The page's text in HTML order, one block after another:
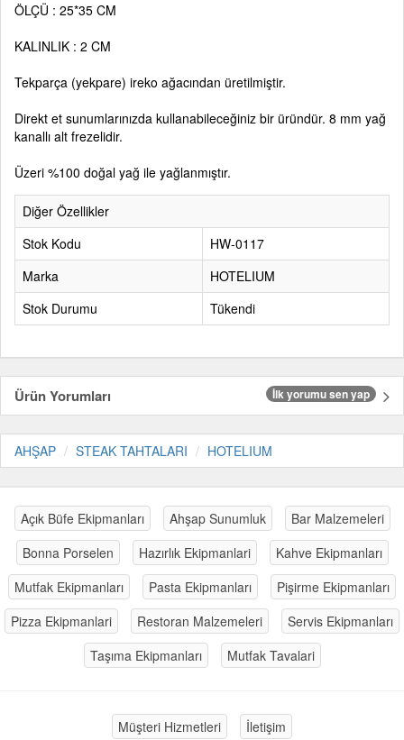
ÖLÇÜ : 25*35 CM
KALINLIK : 2 CM
Tekparça (yekpare) ireko ağacından üretilmiştir.
Direkt et sunumlarınızda kullanabileceğiniz bir üründür. 8 mm yağ
kanallı alt frezelidir.
Üzeri %100 doğal yağ ile yağlanmıştır.
Diğer Özellikler
Stok Kodu
HW-0117
Marka
HOTELIUM
Stok Durumu
Tükendi
Ürün Yorumları İlk yorumu sen yap
AHŞAP STEAK TAHTALARI HOTELIUM
Açık Büfe Ekipmanları Ahşap Sunumluk
Bar Malzemeleri
Bonna Porselen
Hazırlık Ekipmanlari
Kahve Ekipmanları
Mutfak Ekipmanları
Pasta Ekipmanları
Pişirme Ekipmanları
Pizza Ekipmanlari
Restoran Malzemeleri
Servis Ekipmanları
Taşıma Ekipmanları
Mutfak Tavalari
Müşteri Hizmetleri İletişim